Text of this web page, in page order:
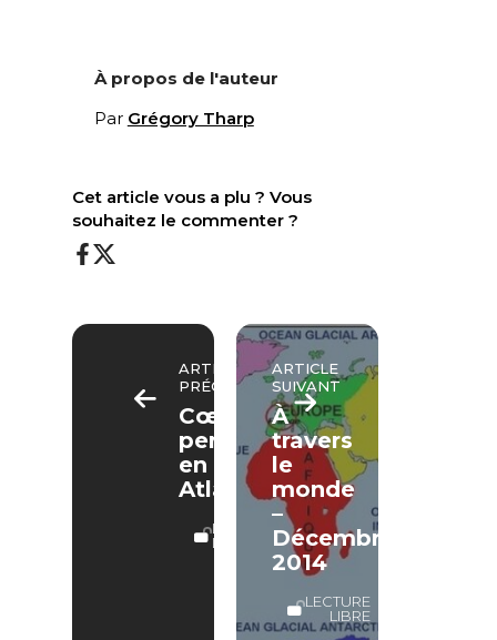
À propos de l'auteur
Par Grégory Tharp
Cet article vous a plu ? Vous
souhaitez le commenter ?
ARTICLE
PRÉCÉDENT
Cœur
perdu
en
Atlandide
LECTURE
LIBRE
ARTICLE
SUIVANT
À
travers
le
monde
–
Décembre
2014
LECTURE
LIBRE